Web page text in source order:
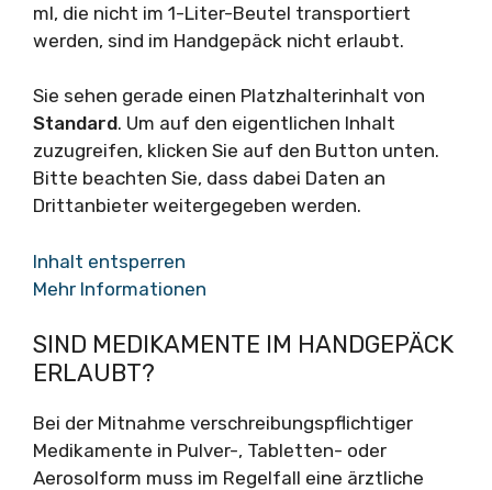
ml, die nicht im 1-Liter-Beutel transportiert
werden, sind im Handgepäck nicht erlaubt.
Sie sehen gerade einen Platzhalterinhalt von
Standard. Um auf den eigentlichen Inhalt
zuzugreifen, klicken Sie auf den Button unten.
Bitte beachten Sie, dass dabei Daten an
Drittanbieter weitergegeben werden.
Inhalt entsperren
Mehr Informationen
SIND MEDIKAMENTE IM HANDGEPÄCK
ERLAUBT?
Bei der Mitnahme verschreibungspflichtiger
Medikamente in Pulver-, Tabletten- oder
Aerosolform muss im Regelfall eine ärztliche